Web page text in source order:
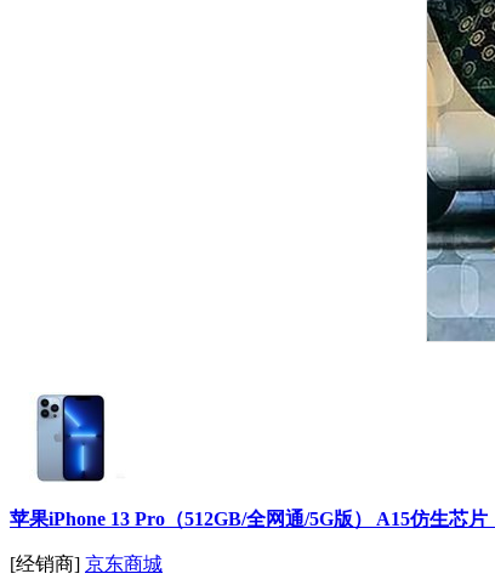
苹果iPhone 13 Pro（512GB/全网通/5G版） A15仿生芯
[经销商] 京东商城